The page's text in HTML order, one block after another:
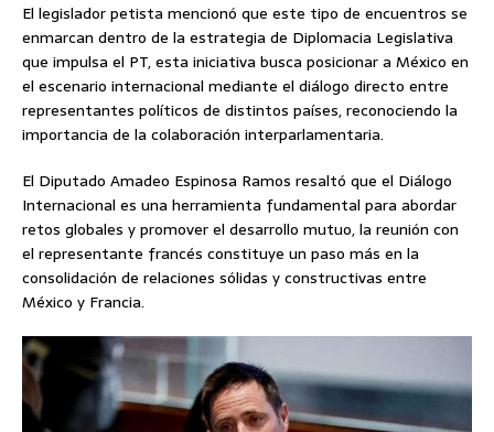
El legislador petista mencionó que este tipo de encuentros se
enmarcan dentro de la estrategia de Diplomacia Legislativa
que impulsa el PT, esta iniciativa busca posicionar a México en
el escenario internacional mediante el diálogo directo entre
representantes políticos de distintos países, reconociendo la
importancia de la colaboración interparlamentaria.
El Diputado Amadeo Espinosa Ramos resaltó que el Diálogo
Internacional es una herramienta fundamental para abordar
retos globales y promover el desarrollo mutuo, la reunión con
el representante francés constituye un paso más en la
consolidación de relaciones sólidas y constructivas entre
México y Francia.